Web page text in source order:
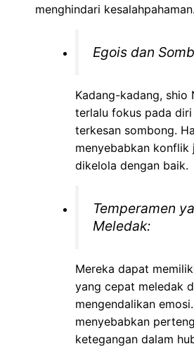
menghindari kesalahpahaman.
Egois dan
Kadang-kadang, shio
terlalu fokus pada
terkesan sombong.
menyebabkan konflik
dikelola dengan baik.
Temperamen
Meledak:
Mereka dapat
yang cepat meledak
mengendalikan
menyebabkan
ketegangan dalam